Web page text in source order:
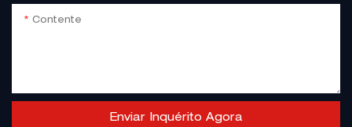
Contente
Enviar Inquérito Agora